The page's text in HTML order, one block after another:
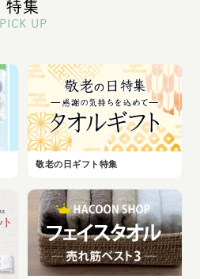
特集
PICK UP
敬老の日ギフト特集